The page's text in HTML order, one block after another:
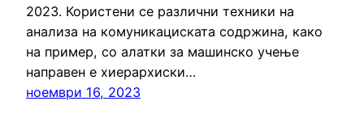
2023. Користени се различни техники на
анализа на комуникациската содржина, како
на пример, со алатки за машинско учење
направен е хиерархиски…
ноември 16, 2023